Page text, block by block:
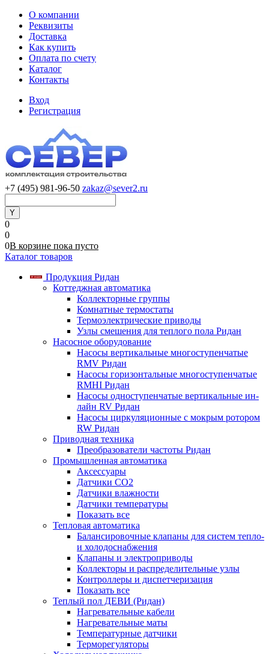
О компании
Реквизиты
Доставка
Как купить
Оплата по счету
Каталог
Контакты
Вход
Регистрация
+7 (495) 981-96-50 zakaz@sever2.ru
0
0
0В корзине пока пусто
Каталог товаров
Продукция Ридан
Коттеджная автоматика
Коллекторные группы
Комнатные термостаты
Термоэлектрические приводы
Узлы смешения для теплого пола Ридан
Насосное оборудование
Насосы вертикальные многоступенчатые
RMV Ридан
Насосы горизонтальные многоступенчатые
RMHI Ридан
Насосы одноступенчатые вертикальные ин-
лайн RV Ридан
Насосы циркуляционные с мокрым ротором
RW Ридан
Приводная техника
Преобразователи частоты Ридан
Промышленная автоматика
Аксессуары
Датчики CO2
Датчики влажности
Датчики температуры
Показать все
Тепловая автоматика
Балансировочные клапаны для систем тепло-
и холодоснабжения
Клапаны и электроприводы
Коллекторы и распределительные узлы
Контроллеры и диспетчеризация
Показать все
Теплый пол ДЕВИ (Ридан)
Нагревательные кабели
Нагревательные маты
Температурные датчики
Терморегуляторы